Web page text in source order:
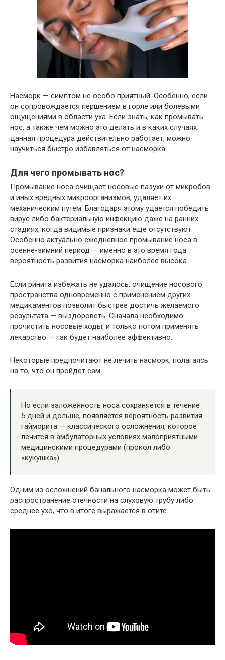
Насморк — симптом не особо приятный. Особенно, если
он сопровождается першением в горле или болевыми
ощущениями в области уха. Если знать, как промывать
нос, а также чем можно это делать и в каких случаях
данная процедура действительно работает, можно
научиться быстро избавляться от насморка.
Для чего промывать нос?
Промывание носа очищает носовые пазухи от микробов
и иных вредных микроорганизмов, удаляет их
механическим путем. Благодаря этому удается победить
вирус либо бактериальную инфекцию даже на ранних
стадиях, когда видимые признаки еще отсутствуют.
Особенно актуально ежедневное промывание носа в
осенне-зимний период — именно в это время года
вероятность развития насморка наиболее высока.
Если ринита избежать не удалось, очищение носового
пространства одновременно с применением других
медикаментов позволит быстрее достичь желаемого
результата — выздороветь. Сначала необходимо
прочистить носовые ходы, и только потом применять
лекарство — так будет наиболее эффективно.
Некоторые предпочитают не лечить насморк, полагаясь
на то, что он пройдет сам.
Но если заложенность носа сохраняется в течение
5 дней и дольше, появляется вероятность развития
гайморита — классического осложнения, которое
лечится в амбулаторных условиях малоприятными
медицинскими процедурами (прокол либо
«кукушка»).
Одним из осложнений банального насморка может быть
распространение отечности на слуховую трубу либо
среднее ухо, что в итоге выражается в отите.